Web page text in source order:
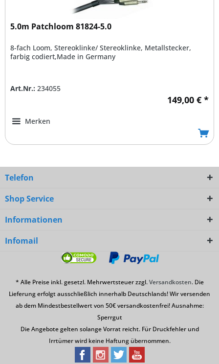
5.0m Patchloom 81824-5.0
8-fach Loom, Stereoklinke/ Stereoklinke, Metallstecker,
farbig codiert,Made in Germany
Art.Nr.: 234055
149,00 € *
Merken
Telefon
Shop Service
Informationen
Infomail
* Alle Preise inkl. gesetzl. Mehrwertsteuer zzgl.Versandkosten. Die
Lieferung erfolgt ausschließlich innerhalb Deutschlands! Wir versenden
ab dem Mindestbestellwert von 50€ versandkostenfrei! Ausnahme:
Sperrgut
Die Angebote gelten solange Vorrat reicht. Für Druckfehler und
Irrtümer wird keine Haftung übernommen.